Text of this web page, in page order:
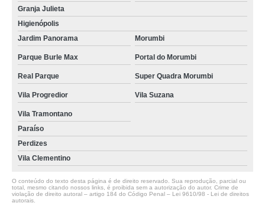
Granja Julieta
Higienópolis
Jardim Panorama
Morumbi
Parque Burle Max Portal do Morumbi
Real Parque Super Quadra Morumbi
Vila Progredior Vila Suzana
Vila Tramontano
Paraíso
Perdizes
Vila Clementino
O conteúdo do texto desta página é de direito reservado. Sua reprodução, parcial ou
total, mesmo citando nossos links, é proibida sem a autorização do autor. Crime de
violação de direito autoral – artigo 184 do Código Penal – Lei 9610/98 - Lei de direitos
autorais